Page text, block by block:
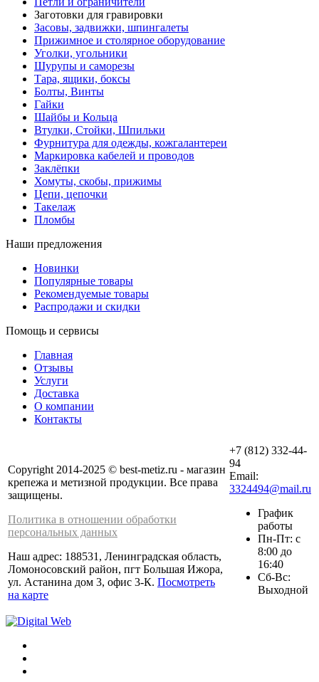
Заготовки для гравировки
Засовы, задвижки, шпингалеты
Прижимное и столярное оборудование
Уголки, угольники
Шурупы и саморезы
Тара, ящики, боксы
Болты, Винты
Гайки
Шайбы и Кольца
Втулки, Стойки, Шпильки
Фурнитура для одежды, кожгалантереи
Маркировка кабелей и проводов
Заклёпки
Хомуты, скобы, прижимы
Цепи, цепочки
Такелаж
Пломбы
Наши предложения
Новинки
Популярные товары
Рекомендуемые товары
Распродажи и скидки
Помощь и сервисы
Главная
Отзывы
Услуги
Доставка
О компании
Контакты
Copyright 2014-2025 © best-metiz.ru - магазин
крепежа и метизной продукции. Все права
защищены.
Политика в отношении обработки
персональных данных
Наш адрес: 188531, Ленинградская область,
Ломоносовский район, пгт Большая Ижора,
ул. Астанина дом 3, офис 3-К. Посмотреть
на карте
+7 (812) 332-44-
94
Email:
3324494@mail.ru
График
работы
Пн-Пт: с
8:00 до
16:40
Сб-Вс:
Выходной